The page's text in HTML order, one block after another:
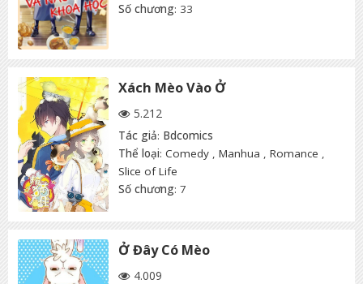
Số chương: 33
Xách Mèo Vào Ở
5.212
Tác giả: Bdcomics
Thể loại: Comedy , Manhua , Romance ,
Slice of Life
Số chương: 7
Ở Đây Có Mèo
4.009